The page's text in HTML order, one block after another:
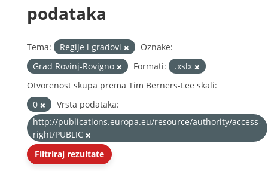
podataka
Tema: Regije i gradovi
Oznake:
Grad Rovinj-Rovigno
Formati:
.xslx
Otvorenost skupa prema Tim Berners-Lee skali:
0
Vrsta podataka:
http://publications.europa.eu/resource/authority/access-
right/PUBLIC
Filtriraj rezultate